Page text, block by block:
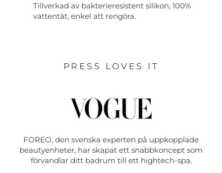
Tillverkad av bakterieresistent silikon, 100%
vattentät, enkel att rengöra.
PRESS LOVES IT
FOREO, den svenska experten på uppkopplade
beautyenheter, har skapat ett snabbkoncept som
förvandlar ditt badrum till ett hightech-spa.